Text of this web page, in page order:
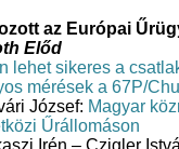
az Európai
Előd
lehet sikeres a
mérések a 67P/
József: Magyar
Űrállomáson
Irén – Czigler